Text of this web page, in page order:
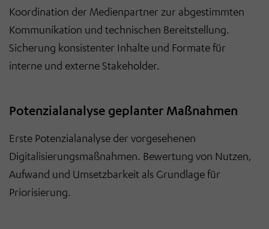
Koordination der Medienpartner zur abgestimmten
Kommunikation und technischen Bereitstellung.
Sicherung konsistenter Inhalte und Formate für
interne und externe Stakeholder.
Potenzialanalyse geplanter Maßnahmen
Erste Potenzialanalyse der vorgesehenen
Digitalisierungsmaßnahmen. Bewertung von Nutzen,
Aufwand und Umsetzbarkeit als Grundlage für
Priorisierung.